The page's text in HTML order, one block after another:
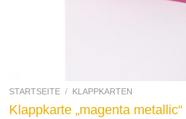
STARTSEITE / KLAPPKARTEN
Klappkarte „magenta metallic“